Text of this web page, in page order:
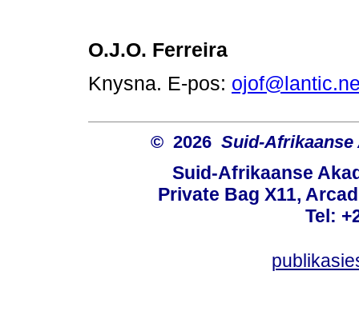
O.J.O. Ferreira
Knysna. E-pos:
© 2026 Suid-Afrikaanse
Suid-Afrikaanse
Private Bag X11,
Tel: